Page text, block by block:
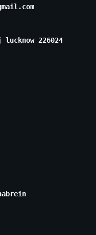
226024